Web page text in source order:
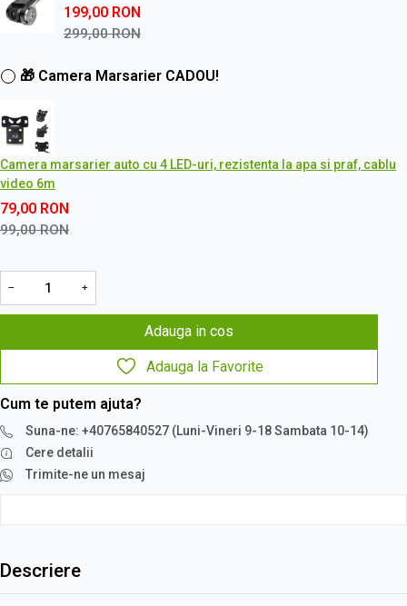
199,00 RON
299,00RON
🎁 Camera Marsarier CADOU!
Camera marsarier auto cu 4 LED-uri, rezistenta la apa si praf, cablu
video 6m
79,00 RON
99,00RON
− +
Adauga in cos
Adauga la Favorite
Cum te putem ajuta?
Suna-ne: +40765840527 (Luni-Vineri 9-18 Sambata 10-14)
Cere detalii
Trimite-ne un mesaj
Descriere